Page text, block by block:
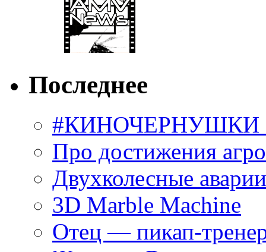
Последнее
#КИНОЧЕРНУШКИ
Про достижения
Двухколесные
3D Marble Machine
Отец — пикап-